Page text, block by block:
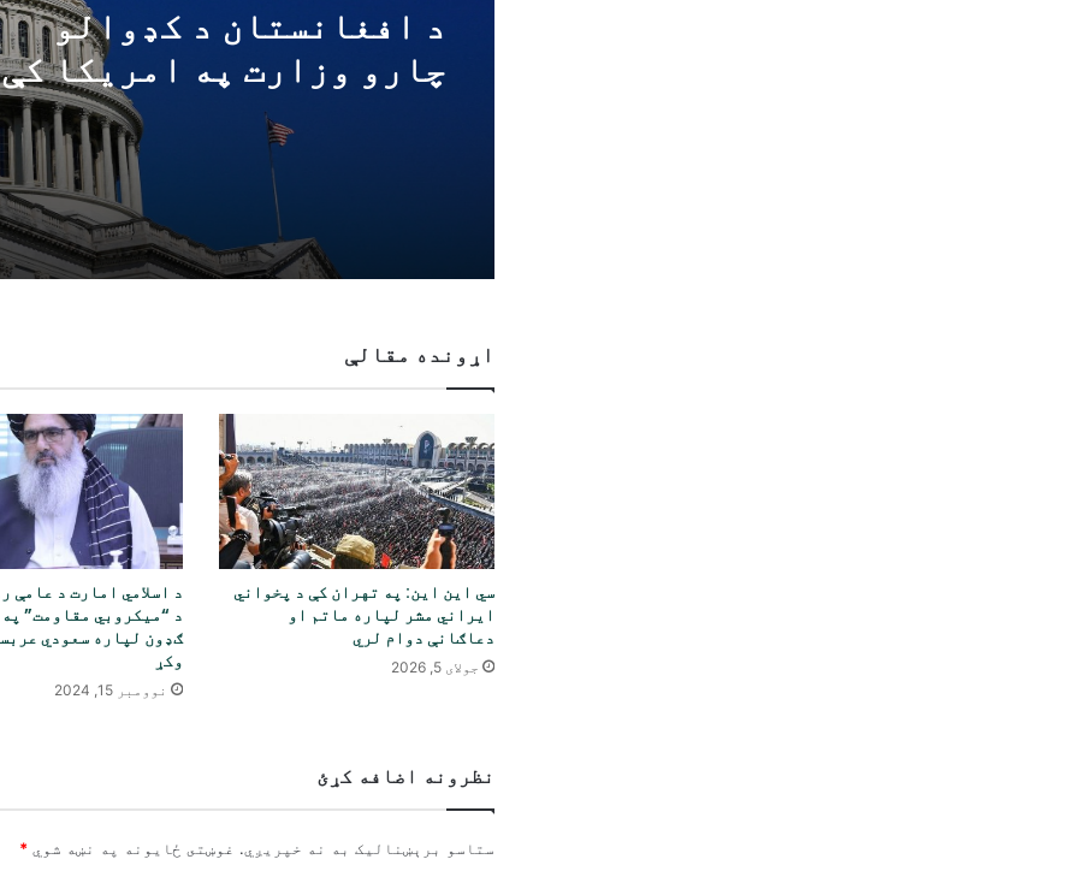
د افغانستان د کډوالو
چارو وزارت په امریکا
افغان اتباعو لپاره د
لنډمهاله ساتنې پلان
اړونده مقالې
سي این این: په تهران کې د پخواني
ایراني مشر لپاره ماتم او
دعاګانې دوام لري
جولای 5, 2026
د اسلامي امارت د عامې
د “میکروبي مقاومت”
ګډون لپاره سعودي
وکړ
نوومبر 15, 2024
نظرونه اضافه کړئ
ستاسو برېښناليک به نه خپريږي. غوښتى ځایونه په نښه شوي *